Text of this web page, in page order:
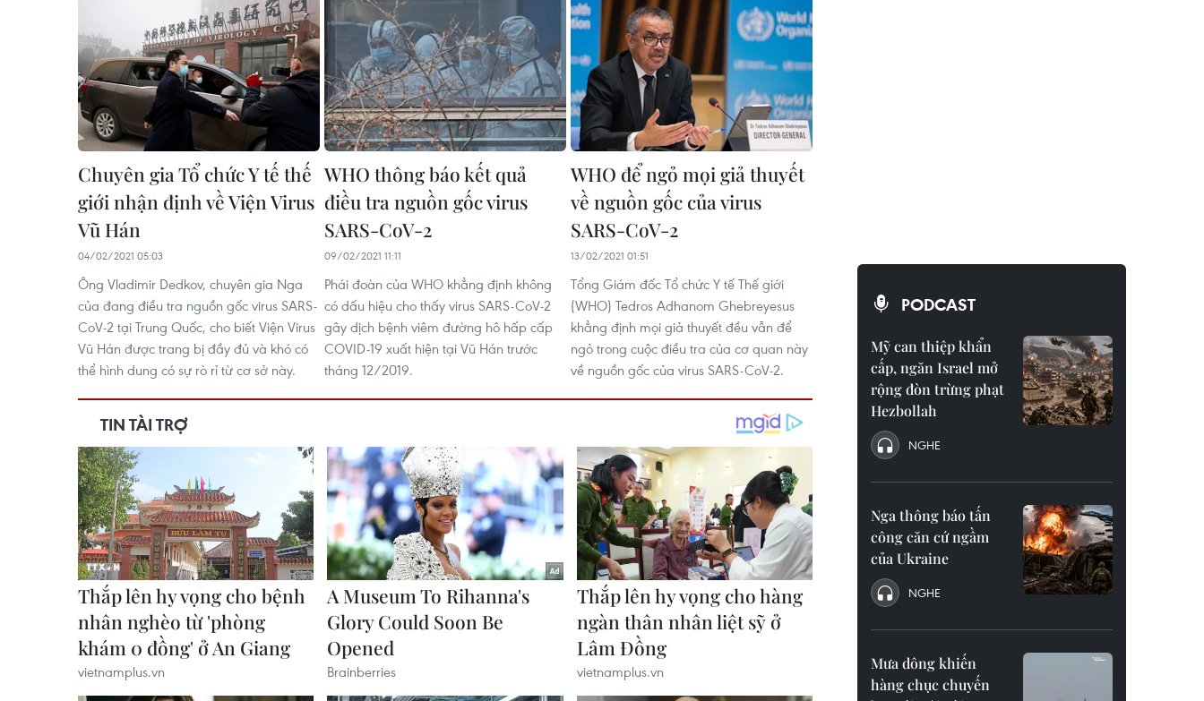
Chuyên gia Tổ chức Y tế thế
giới nhận định về Viện Virus
Vũ Hán
04/02/2021 05:03
Ông Vladimir Dedkov, chuyên gia Nga
của đang điều tra nguồn gốc virus SARS-
CoV-2 tại Trung Quốc, cho biết Viện Virus
Vũ Hán được trang bị đầy đủ và khó có
thể hình dung có sự rò rỉ từ cơ sở này.
WHO thông báo kết quả
điều tra nguồn gốc virus
SARS-CoV-2
09/02/2021 11:11
Phái đoàn của WHO khẳng định không
có dấu hiệu cho thấy virus SARS-CoV-2
gây dịch bệnh viêm đường hô hấp cấp
COVID-19 xuất hiện tại Vũ Hán trước
tháng 12/2019.
WHO để ngỏ mọi giả thuyết
về nguồn gốc của virus
SARS-CoV-2
13/02/2021 01:51
Tổng Giám đốc Tổ chức Y tế Thế giới
(WHO) Tedros Adhanom Ghebreyesus
khẳng định mọi giả thuyết đều vẫn để
ngỏ trong cuộc điều tra của cơ quan này
về nguồn gốc của virus SARS-CoV-2.
PODCAST
Mỹ can thiệp khẩn
cấp, ngăn Israel mở
rộng đòn trừng phạt
Hezbollah
NGHE
Nga thông báo tấn
công căn cứ ngầm
của Ukraine
NGHE
Mưa dông khiến
hàng chục chuyến